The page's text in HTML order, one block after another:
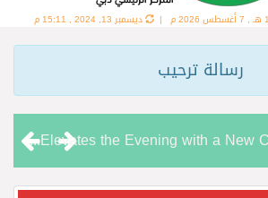
7 أغسطس 2026 م | ديسمبر 13, 2024 , 15:11 م
رسالة ترحيب
Chamas Bar & Cigar Lounge Elevates the Evening with a New Curated Menu
“شاماس” يقدّم تجربة مسائية راقية مع قائمة جديدة مستوحاة من النكهات البرازيلية